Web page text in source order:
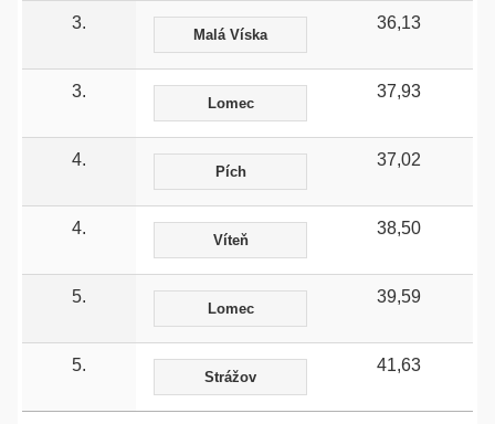
3.
Malá Víska
36,13
3.
Lomec
37,93
4.
Pích
37,02
4.
Víteň
38,50
5.
Lomec
39,59
5.
Strážov
41,63